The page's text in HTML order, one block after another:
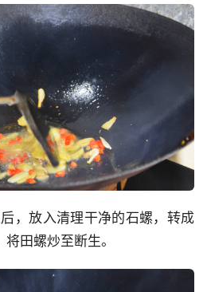
，放入清理干净的石螺，转成
田螺炒至断生。